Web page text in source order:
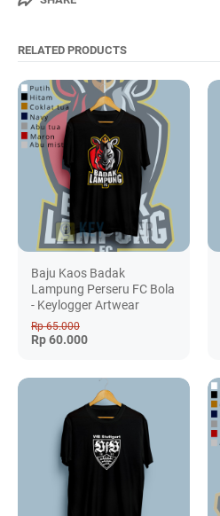
RELATED PRODUCTS
Baju Kaos Badak
Lampung Perseru FC Bola
- Keylogger Artwear
Rp 65.000
Rp 60.000